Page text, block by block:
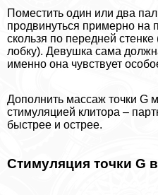
Поместить один или два
продвинуться примерно на
скользя по передней
лобку). Дeвyшка сама
именно она чувствует
Дополнить массаж точки G
стимуляцией клитopа –
быстрее и острее.
Стимуляция точки G